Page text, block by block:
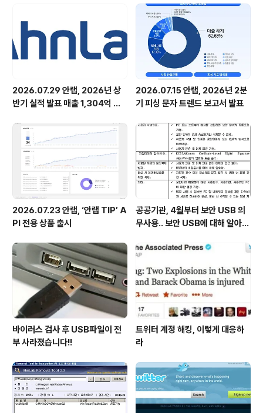
섰다. 삼성동에 위치했던 안철수연구소 사무실은 예상보다
찾기가 수월해 면접 시간보다 일찍 도착할 수 있었고, 면접
보기 전 잠시 딴짓(?)을 할 시간적 여유가 생겼다. 내가 지
원한 회사가 과연 어떤..
2026.07.29 안랩, 2026년 상
반기 실적 발표 매출 1,304억 원,
2026.07.15 안랩, 2026년 2분
기 피싱 문자 트렌드 보고서 발표
2026.07.23 안랩, ‘안랩 TIP’ A
PI 전용 상품 출시
공공기관, 4월부터 보안 USB 의
무사용.. 보안 USB에 대해 알아봅
바이러스 검사 후 USB파일이 전
부 사라졌습니다!!
트위터 계정 해킹, 이렇게 대응하
라